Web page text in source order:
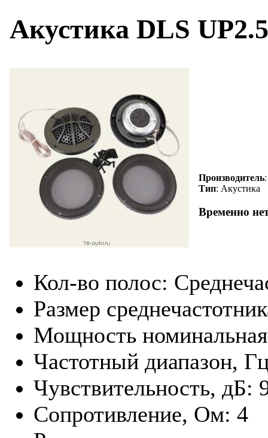
Акустика DLS
Производитель
Тип: Акустика
Временно
Кол-во полос:
Размер
Мощность
Частотный диапазон,
Чувствительность, дБ:
Сопротивление, Ом: 4